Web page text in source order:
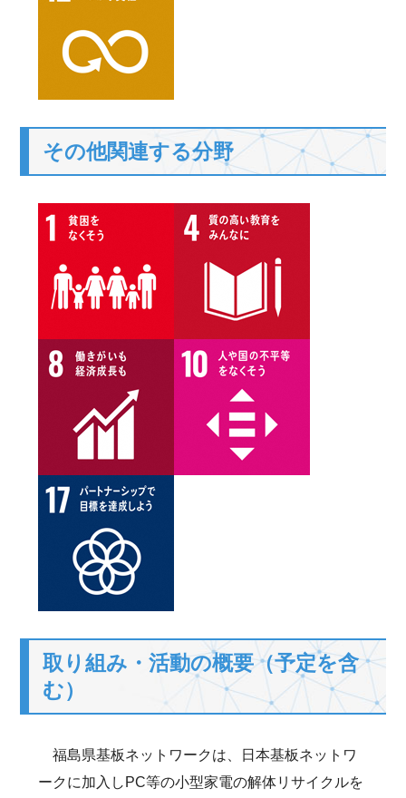
その他関連する分野
取り組み・活動の概要（予定を含
む）
福島県基板ネットワークは、日本基板ネットワ
ークに加入しPC等の小型家電の解体リサイクルを